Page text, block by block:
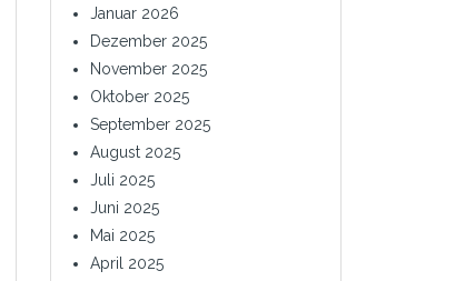
Januar 2026
Dezember 2025
November 2025
Oktober 2025
September 2025
August 2025
Juli 2025
Juni 2025
Mai 2025
April 2025